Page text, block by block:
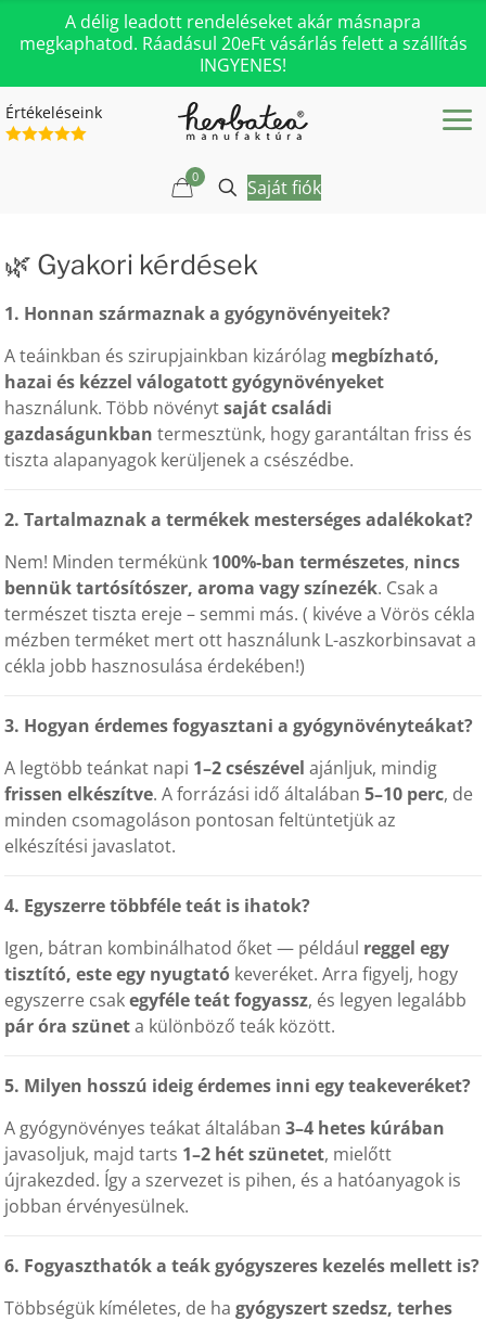
A délig leadott rendeléseket akár másnapra
megkaphatod. Ráadásul 20eFt vásárlás felett a szállítás
INGYENES!
Értékeléseink
0 Saját fiók
🌿 Gyakori kérdések
1. Honnan származnak a gyógynövényeitek?
A teáinkban és szirupjainkban kizárólag megbízható,
hazai és kézzel válogatott gyógynövényeket
használunk. Több növénytsaját családi
gazdaságunkban termesztünk, hogy garantáltan friss és
tiszta alapanyagok kerüljenek a csészédbe.
2. Tartalmaznak a termékek mesterséges adalékokat?
Nem! Minden termékünk 100%-ban természetes, nincs
bennük tartósítószer, aroma vagy színezék. Csak a
természet tiszta ereje – semmi más. ( kivéve a Vörös cékla
mézben terméket mert ott használunk L-aszkorbinsavat a
cékla jobb hasznosulása érdekében!)
3. Hogyan érdemes fogyasztani a gyógynövényteákat?
A legtöbb teánkat napi 1–2 csészével ajánljuk, mindig
frissen elkészítve. A forrázási idő általában5–10 perc, de
minden csomagoláson pontosan feltüntetjük az
elkészítési javaslatot.
4. Egyszerre többféle teát is ihatok?
Igen, bátran kombinálhatod őket — például reggel egy
tisztító, este egy nyugtató keveréket. Arra figyelj, hogy
egyszerre csakegyféle teát fogyassz, és legyen legalább
pár óra szüneta különböző teák között.
5. Milyen hosszú ideig érdemes inni egy teakeveréket?
A gyógynövényes teákat általában3–4 hetes kúrában
javasoljuk, majd tarts 1–2 hét szünetet, mielőtt
újrakezded. Így a szervezet is pihen, és a hatóanyagok is
jobban érvényesülnek.
6. Fogyaszthatók a teák gyógyszeres kezelés mellett is?
Többségük kíméletes, de hagyógyszert szedsz, terhes